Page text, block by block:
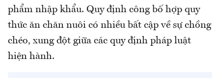
phẩm nhập khẩu. Quy định công bố hợp quy
thức ăn chăn nuôi có nhiều bất cập về sự chồng
chéo, xung đột giữa các quy định pháp luật
hiện hành.